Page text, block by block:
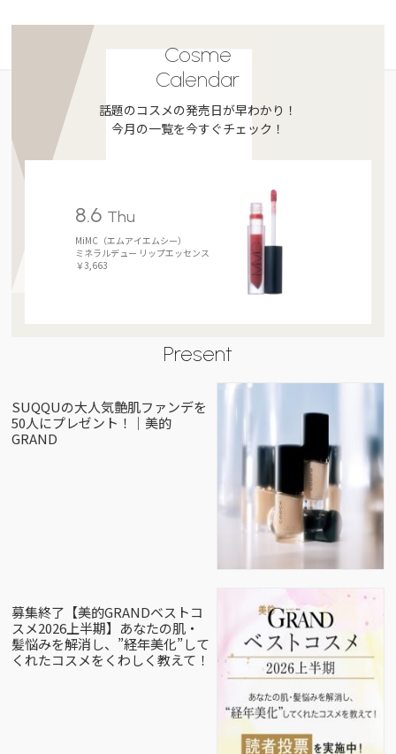
Cosme
Calendar
話題のコスメの発売日が早わかり！
今月の一覧を今すぐチェック！
8.6 Thu
MiMC（エムアイエムシー）
ミネラルデュー リップエッセンス
￥3,663
Present
SUQQUの大人気艶肌ファンデを
50人にプレゼント！｜美的
GRAND
募集終了【美的GRANDベストコ
スメ2026上半期】あなたの肌・
髪悩みを解消し、”経年美化”して
くれたコスメをくわしく教えて！